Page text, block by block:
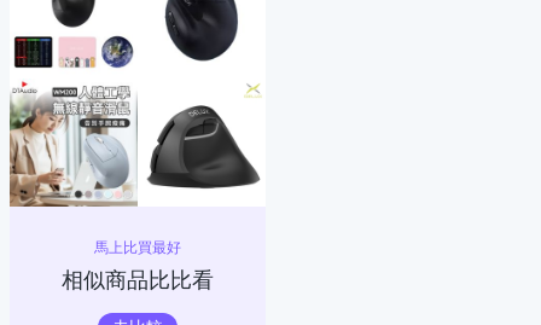
馬上比買最好
相似商品比比看